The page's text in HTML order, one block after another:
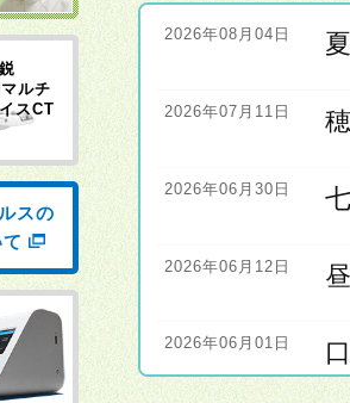
2026年08月04日
2026年07月11日
2026年06月30日
2026年06月12日
2026年06月01日
ルチ
スCT
スの